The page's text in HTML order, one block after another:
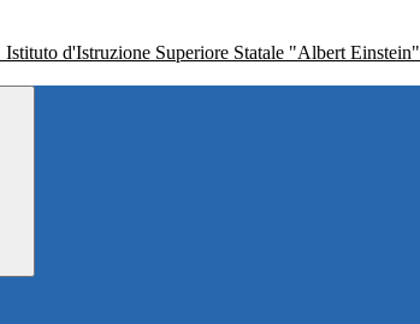
Istituto d'Istruzione Superiore Statale "Albert Einstein"